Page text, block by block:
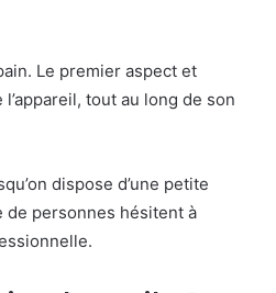
Le premier aspect et
tout au long de son
dispose d’une petite
de personnes hésitent à